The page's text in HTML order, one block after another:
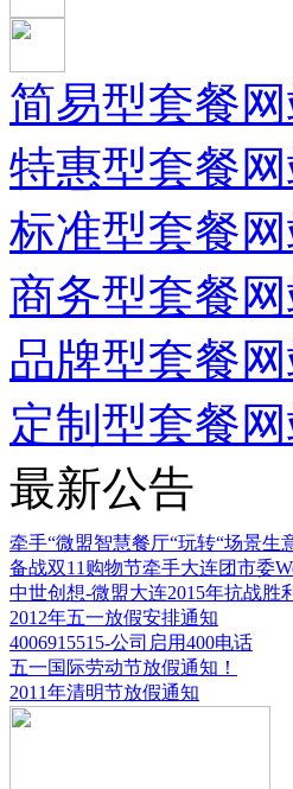
简易型套餐
特惠型套餐
标准型套餐
商务型套餐
品牌型套餐
定制型套餐
最新公告
牵手“微盟智慧餐厅“玩转“场景生
备战双11购物节牵手大连团市委
中世创想-微盟大连2015年抗战胜
2012年五一放假安排通知
4006915515-公司启用400电话
五一国际劳动节放假通知！
2011年清明节放假通知